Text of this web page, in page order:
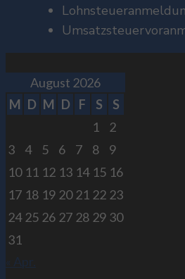
August 2026
M D M D F S
S
1
2
3
4 5 6 7 8
9
10 11 12 13 14 15 16
17 18 19 20 21 22 23
24 25 26 27 28 29 30
31
« Apr.